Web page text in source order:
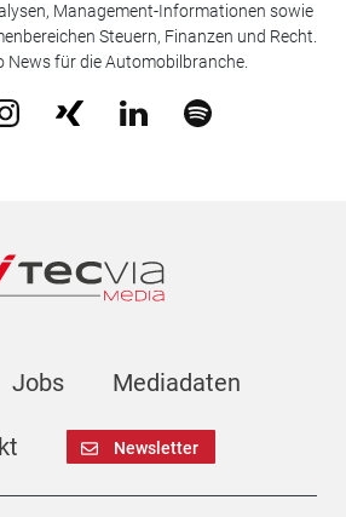
Management-Informationen sowie
Steuern, Finanzen und Recht.
News für die Automobilbranche.
Jobs Mediadaten
Newsletter